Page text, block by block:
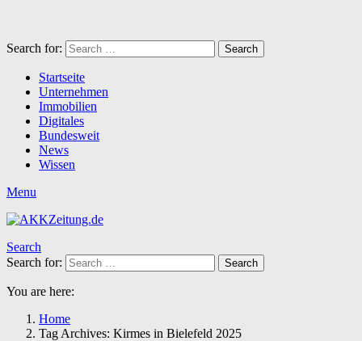
Search for: Search
Startseite
Unternehmen
Immobilien
Digitales
Bundesweit
News
Wissen
Menu
Search
Search for:
Search
You are here:
Home
Tag Archives: Kirmes in Bielefeld 2025